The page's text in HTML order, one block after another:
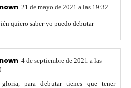
21 de mayo de 2021 a las 19:32
quiero saber yo puedo debutar
4 de septiembre de 2021 a las
para debutar tienes que tener